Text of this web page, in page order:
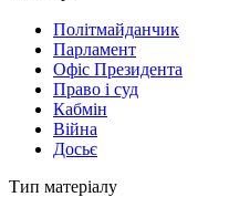
Політмайданчик
Парламент
Офіс Президента
Право і суд
Кабмін
Війна
Досьє
Тип матеріалу